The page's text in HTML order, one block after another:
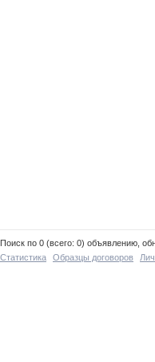
Поиск по 0 (всего: 0) объявлению,
Статистика
Образцы договоров